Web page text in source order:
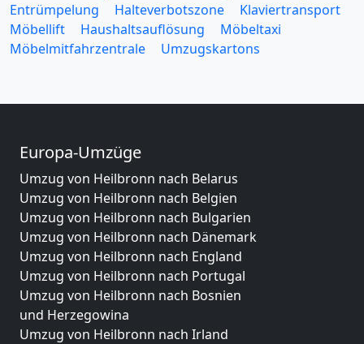
Entrümpelung
Halteverbotszone
Klaviertransport
Möbellift
Haushaltsauflösung
Möbeltaxi
Möbelmitfahrzentrale
Umzugskartons
Europa-Umzüge
Umzug von Heilbronn nach Belarus
Umzug von Heilbronn nach Belgien
Umzug von Heilbronn nach Bulgarien
Umzug von Heilbronn nach Dänemark
Umzug von Heilbronn nach England
Umzug von Heilbronn nach Portugal
Umzug von Heilbronn nach Bosnien
und Herzegowina
Umzug von Heilbronn nach Irland